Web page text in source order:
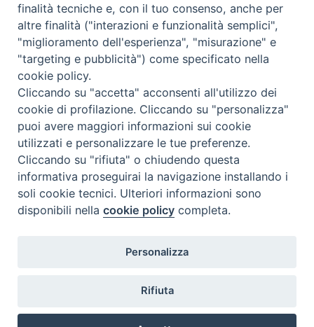
Contatti & Info
C.ne Aurelia, 50 – 00165 Roma
Contatti
Scrivi a: cnvf@chiesacattolica.it
finalità tecniche e, con il tuo consenso, anche per
altre finalità ("interazioni e funzionalità semplici",
"miglioramento dell'esperienza", "misurazione" e
"targeting e pubblicità") come specificato nella
cookie policy.
Cliccando su "accetta" acconsenti all'utilizzo dei
cookie di profilazione. Cliccando su "personalizza"
puoi avere maggiori informazioni sui cookie
utilizzati e personalizzare le tue preferenze.
Cliccando su "rifiuta" o chiudendo questa
informativa proseguirai la navigazione installando i
soli cookie tecnici. Ulteriori informazioni sono
disponibili nellacookie policy completa.
Personalizza
Rifiuta